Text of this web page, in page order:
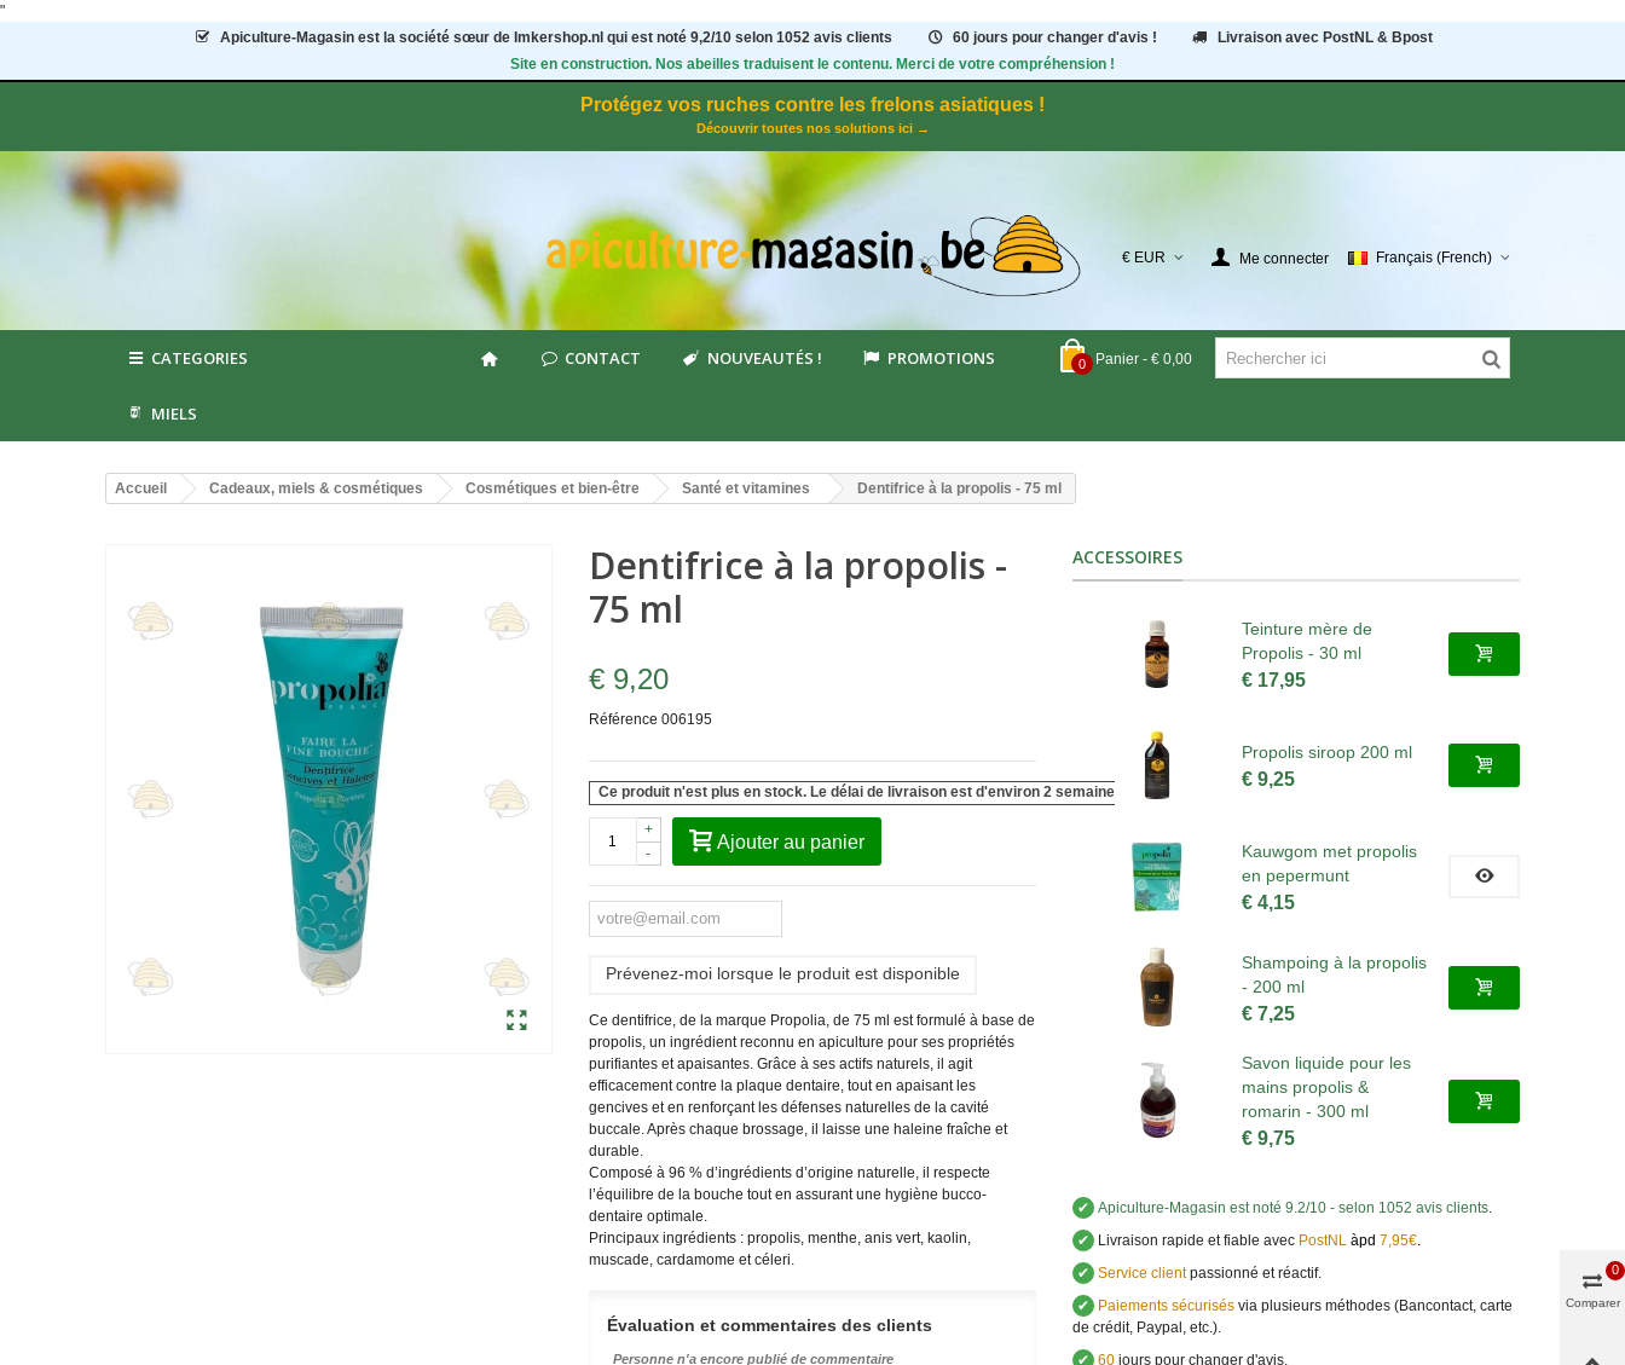
"
Apiculture-Magasin est la société sœur de Imkershop.nl qui est noté 9,2/10 selon 1052avis clients 60 jours pour changer d'avis !
Livraison avec PostNL & Bpost
Site en construction. Nos abeilles traduisent le contenu. Merci de votre compréhension !
Protégez vos ruches contre les frelons asiatiques !
Découvrir toutes nos solutions ici →
€ EUR Me connecter Français (French)
0 Panier - € 0,00
CATEGORIES CONTACT NOUVEAUTÉS ! PROMOTIONS
MIELS
Accueil Cadeaux, miels & cosmétiques Cosmétiques et bien-être Santé et vitamines Dentifrice à la propolis - 75 ml
Dentifrice à la propolis -
75 ml
€ 9,20
Référence 006195
Ce produit n'est plus en stock. Le délai de livraison est d'environ 2 semaines.
-
+
Ajouter au panier
Prévenez-moi lorsque le produit est disponible
Ce dentifrice, de la marque Propolia, de 75 ml est formulé à base de
propolis, un ingrédient reconnu en apiculture pour ses propriétés
purifiantes et apaisantes. Grâce à ses actifs naturels, il agit
efficacement contre la plaque dentaire, tout en apaisant les
gencives et en renforçant les défenses naturelles de la cavité
buccale. Après chaque brossage, il laisse une haleine fraîche et
durable.
Composé à 96 % d’ingrédients d’origine naturelle, il respecte
l’équilibre de la bouche tout en assurant une hygiène bucco-
dentaire optimale.
Principaux ingrédients : propolis, menthe, anis vert, kaolin,
muscade, cardamome et céleri.
Évaluation et commentaires des clients
Personne n'a encore publié de commentaire
ACCESSOIRES
Teinture mère de
Propolis - 30 ml
€ 17,95
Propolis siroop 200 ml
€ 9,25
Kauwgom met propolis
en pepermunt
€ 4,15
Shampoing à la propolis
- 200 ml
€ 7,25
Savon liquide pour les
mains propolis &
romarin - 300 ml
€ 9,75
✔ Apiculture-Magasin est noté 9.2/10 - selon 1052 avis clients.
✔ Livraison rapide et fiable avecPostNL àpd 7,95€.
✔ Service clientpassionné et réactif.
✔ Paiements sécurisésvia plusieurs méthodes (Bancontact, carte
de crédit, Paypal, etc.).
✔ 60jours pour changer d'avis.
Comparer
0